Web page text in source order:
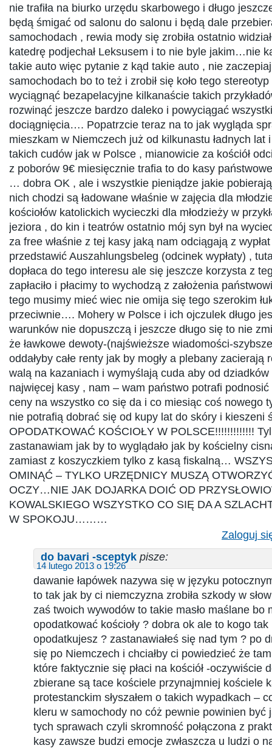
nie trafiła na biurko urzędu skarbowego i długo
będą śmigać od salonu do salonu i będą dale
samochodach , rewia mody się zrobiła ostatnio
katedrę podjechał Leksusem i to nie byle jakim…nie
takie auto więc pytanie z kąd takie auto , nie
samochodach bo to też i zrobił się koło tego
wyciągnąć bezapelacyjne kilkanaście takich
rozwinąć jeszcze bardzo daleko i powyciągać
dociągnięcia…. Popatrzcie teraz na to jak wygląda
mieszkam w Niemczech już od kilkunastu ładnych lat
takich cudów jak w Polsce , mianowicie za kościół
z poborów 9€ miesięcznie trafia to do kasy
… dobra OK , ale i wszystkie pieniądze jakie
nich chodzi są ładowane właśnie w zajęcia dla
kościołów katolickich wycieczki dla młodzieży w
jeziora , do kin i teatrów ostatnio mój syn był na
za free właśnie z tej kasy jaką nam odciągają z wypłat
przedstawić Auszahlungsbeleg (odcinek wypłaty) ,
dopłaca do tego interesu ale się jeszcze korzysta z
zapłaciło i płacimy to wychodzą z założenia
tego musimy mieć wiec nie omija się tego szerokim
przeciwnie…. Mohery w Polsce i ich ojczulek długo
warunków nie dopuszczą i jeszcze długo się to nie
że ławkowe dewoty-(najświeższe wiadomości-
oddałyby całe renty jak by mogły a plebany zacierają
walą na kazaniach i wymyślają cuda aby od
najwięcej kasy , nam – wam państwo potrafi
ceny na wszystko co się da i co miesiąc coś nowego
nie potrafią dobrać się od kupy lat do skóry i
OPODATKOWAĆ KOŚCIOŁY W POLSCE!!!!!!!!!!!!!
zastanawiam jak by to wyglądało jak by kościelny
zamiast z koszyczkiem tylko z kasą fiskalną…
OMINĄĆ – TYLKO URZĘDNICY MUSZĄ
OCZY…NIE JAK DOJARKA DOIĆ OD
KOWALSKIEGO WSZYSTKO CO SIĘ DA A
W SPOKOJU………
Zaloguj
do bavari -sceptyk pisze:
14 lutego 2013 o 19:26
dawanie łapówek nazywa się w języku
to tak jak by ci niemczyzna zrobiła szkody w
zaś twoich wywodów to takie masło maślane bo
opodatkować kościoły ? dobra ok ale to kogo
opodatkujesz ? zastanawiałeś się nad tym ? po
się po Niemczech i chciałby ci powiedzieć że
które faktycznie się płaci na kościół -oczywiście
zbierane są tace kościele przynajmniej kościele
protestanckim słyszałem o takich wypadkach –
kleru w samochody no cóż pewnie powinien być
tych sprawach czyli skromność połączona z
kasy zawsze budzi emocje zwłaszcza u ludzi o